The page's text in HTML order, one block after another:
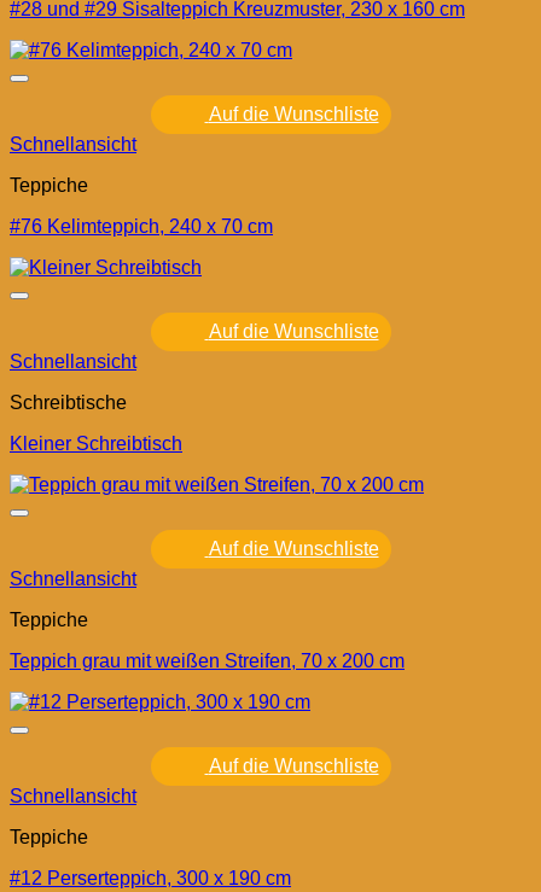
#28 und #29 Sisalteppich Kreuzmuster, 230 x 160 cm
Auf die Wunschliste
Schnellansicht
Teppiche
#76 Kelimteppich, 240 x 70 cm
Auf die Wunschliste
Schnellansicht
Schreibtische
Kleiner Schreibtisch
Auf die Wunschliste
Schnellansicht
Teppiche
Teppich grau mit weißen Streifen, 70 x 200 cm
Auf die Wunschliste
Schnellansicht
Teppiche
#12 Perserteppich, 300 x 190 cm